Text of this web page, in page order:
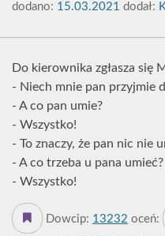
dodano: 15.03.2021 dodał:
Do kierownika zgłasza się
- Niech mnie pan przyjmie
- A co pan umie?
- Wszystko!
- To znaczy, że pan nic nie
- A co trzeba u pana umieć?
- Wszystko!
Dowcip: 13232 oceń: